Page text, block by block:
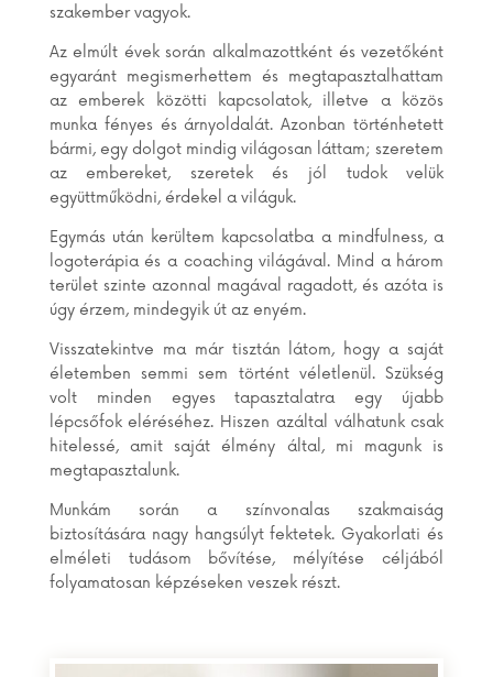
szakember vagyok.
Az elmúlt évek során alkalmazottként és vezetőként
egyaránt megismerhettem és megtapasztalhattam
az emberek közötti kapcsolatok, illetve a közös
munka fényes és árnyoldalát. Azonban történhetett
bármi, egy dolgot mindig világosan láttam; szeretem
az embereket, szeretek és jól tudok velük
együttműködni, érdekel a világuk.
Egymás után kerültem kapcsolatba a mindfulness, a
logoterápia és a coaching világával. Mind a három
terület szinte azonnal magával ragadott, és azóta is
úgy érzem, mindegyik út az enyém.
Visszatekintve ma már tisztán látom, hogy a saját
életemben semmi sem történt véletlenül. Szükség
volt minden egyes tapasztalatra egy újabb
lépcsőfok eléréséhez. Hiszen azáltal válhatunk csak
hitelessé, amit saját élmény által, mi magunk is
megtapasztalunk.
Munkám során a színvonalas szakmaiság
biztosítására nagy hangsúlyt fektetek. Gyakorlati és
elméleti tudásom bővítése, mélyítése céljából
folyamatosan képzéseken veszek részt.